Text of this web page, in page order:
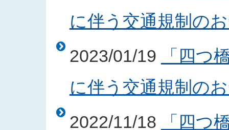
に伴う交通規制の
2023/01/19
「四つ
に伴う交通規制の
2022/11/18
「四つ